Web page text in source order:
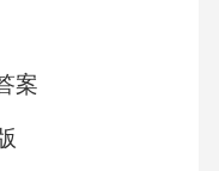
要放到高位
。6、25511
只需要读12页就
案